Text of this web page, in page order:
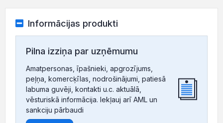
Informācijas produkti
Pilna izziņa par uzņēmumu
Amatpersonas, īpašnieki, apgrozījums,
peļņa, komercķīlas, nodrošinājumi, patiesā
labuma guvēji, kontakti u.c. aktuālā,
vēsturiskā informācija. Iekļauj arī AML un
sankciju pārbaudi